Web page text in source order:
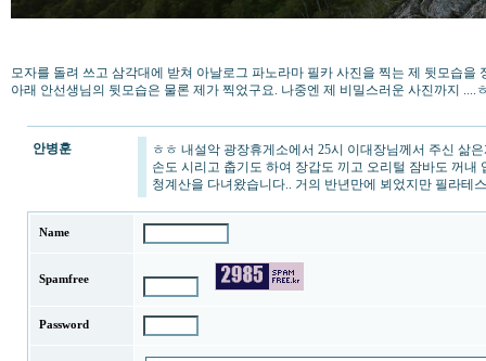
모자를 돌려 쓰고 삼각대에 받쳐 아날로그 파노라마 필카 사진을 찍는 제 뒷모습을
아래 안선생님의 뒷모습은 물론 제가 찍었구요. 나중엔 제 비밀스러운 사진까지
안병훈
ㅎㅎ 내설악 광장휴게소에서 25시 이대장님께서 주신 삶
손도 시리고 춥기도 하여 장갑도 끼고 오리털 잠바도 꺼
청계산을 다녀왔습니다.. 거의 반년만에 뵈었지만 필라테
Name
Spamfree
Password